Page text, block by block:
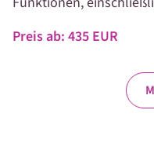
Symbolen für die
explosionssicherer
eichpflichtigen Verkehr
Preis ab: 435 EUR